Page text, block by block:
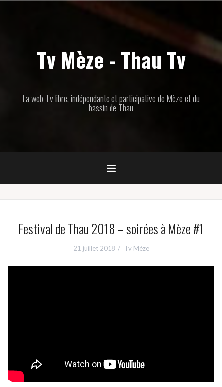
Tv Mèze - Thau Tv
La web Tv libre, indépendante et participative de Mèze et du
bassin de Thau
Festival de Thau 2018 – soirées à Mèze #1
21 juillet 2018 Tv Mèze